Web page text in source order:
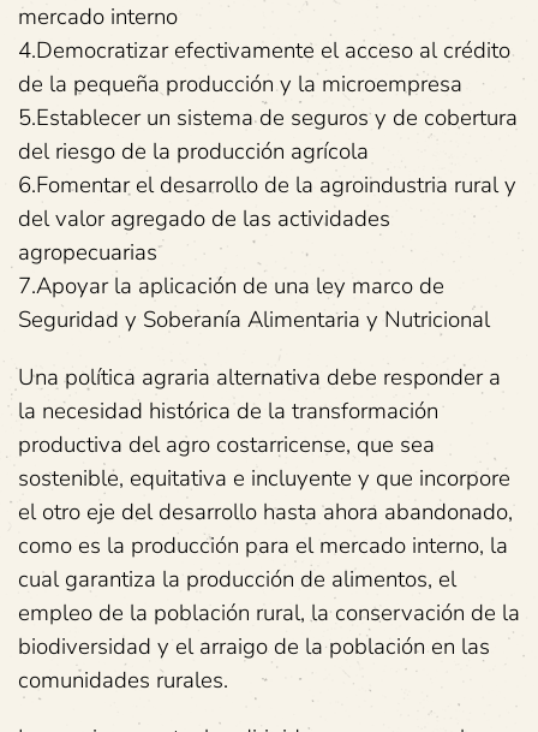
mercado interno
4.Democratizar efectivamente el acceso al crédito
de la pequeña producción y la microempresa
5.Establecer un sistema de seguros y de cobertura
del riesgo de la producción agrícola
6.Fomentar el desarrollo de la agroindustria rural y
del valor agregado de las actividades
agropecuarias
7.Apoyar la aplicación de una ley marco de
Seguridad y Soberanía Alimentaria y Nutricional
Una política agraria alternativa debe responder a
la necesidad histórica de la transformación
productiva del agro costarricense, que sea
sostenible, equitativa e incluyente y que incorpore
el otro eje del desarrollo hasta ahora abandonado,
como es la producción para el mercado interno, la
cual garantiza la producción de alimentos, el
empleo de la población rural, la conservación de la
biodiversidad y el arraigo de la población en las
comunidades rurales.